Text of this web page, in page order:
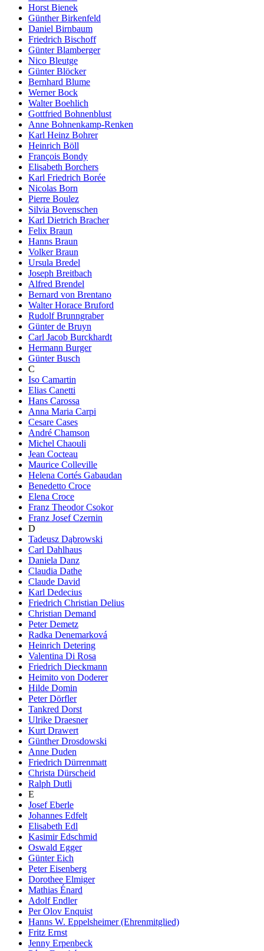
Horst Bienek
Günther Birkenfeld
Daniel Birnbaum
Friedrich Bischoff
Günter Blamberger
Nico Bleutge
Günter Blöcker
Bernhard Blume
Werner Bock
Walter Boehlich
Gottfried Bohnenblust
Anne Bohnenkamp-Renken
Karl Heinz Bohrer
Heinrich Böll
François Bondy
Elisabeth Borchers
Karl Friedrich Borée
Nicolas Born
Pierre Boulez
Silvia Bovenschen
Karl Dietrich Bracher
Felix Braun
Hanns Braun
Volker Braun
Ursula Bredel
Joseph Breitbach
Alfred Brendel
Bernard von Brentano
Walter Horace Bruford
Rudolf Brunngraber
Günter de Bruyn
Carl Jacob Burckhardt
Hermann Burger
Günter Busch
C
Iso Camartin
Elias Canetti
Hans Carossa
Anna Maria Carpi
Cesare Cases
André Chamson
Michel Chaouli
Jean Cocteau
Maurice Colleville
Helena Cortés Gabaudan
Benedetto Croce
Elena Croce
Franz Theodor Csokor
Franz Josef Czernin
D
Tadeusz Dąbrowski
Carl Dahlhaus
Daniela Danz
Claudia Dathe
Claude David
Karl Dedecius
Friedrich Christian Delius
Christian Demand
Peter Demetz
Radka Denemarková
Heinrich Detering
Valentina Di Rosa
Friedrich Dieckmann
Heimito von Doderer
Hilde Domin
Peter Dörfler
Tankred Dorst
Ulrike Draesner
Kurt Drawert
Günther Drosdowski
Anne Duden
Friedrich Dürrenmatt
Christa Dürscheid
Ralph Dutli
E
Josef Eberle
Johannes Edfelt
Elisabeth Edl
Kasimir Edschmid
Oswald Egger
Günter Eich
Peter Eisenberg
Dorothee Elmiger
Mathias Énard
Adolf Endler
Per Olov Enquist
Hanns W. Eppelsheimer (Ehrenmitglied)
Fritz Ernst
Jenny Erpenbeck